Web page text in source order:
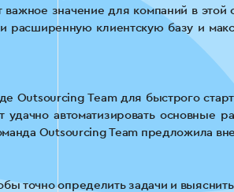
значение для компаний в этой
расширенную клиентскую базу и
Outsourcing Team для быстрого
удачно автоматизировать основные
Outsourcing Team предложила
точно определить задачи и